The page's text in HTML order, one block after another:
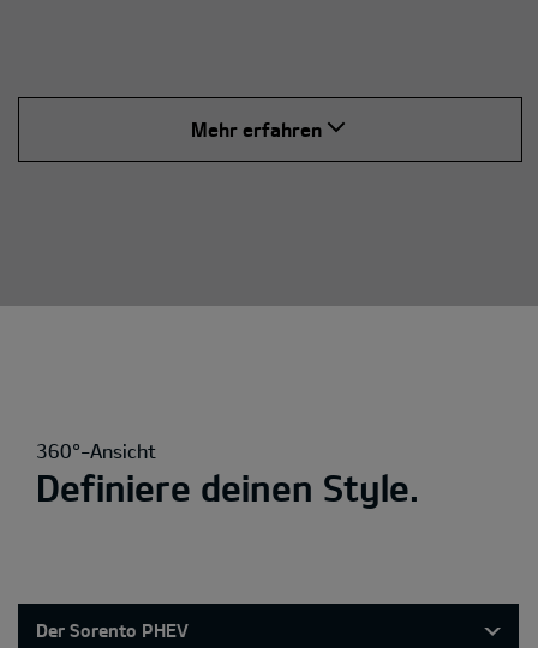
Mehr erfahren
360°-Ansicht
Definiere deinen Style.
Der Sorento PHEV